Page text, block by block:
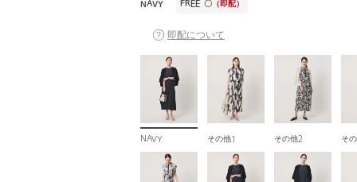
NAVY FREE 〇（即配）
即配について
NAVY その他1 その他2 そ